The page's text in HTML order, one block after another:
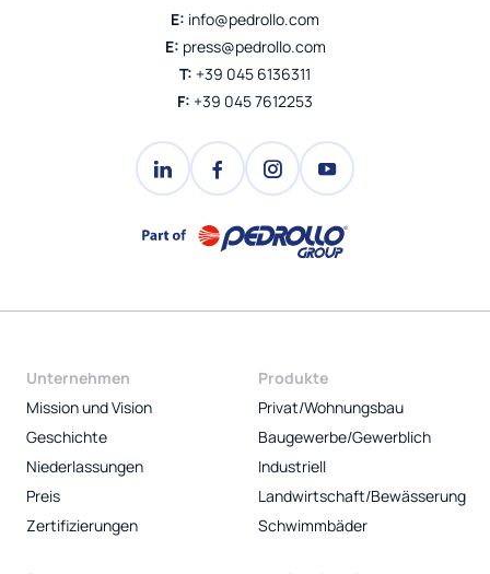
E: info@pedrollo.com
E: press@pedrollo.com
T: +39 045 6136311
F: +39 045 7612253
Unternehmen
Mission und Vision
Geschichte
Niederlassungen
Preis
Zertifizierungen
Produkte
Privat/Wohnungsbau
Baugewerbe/Gewerblich
Industriell
Landwirtschaft/Bewässerung
Schwimmbäder